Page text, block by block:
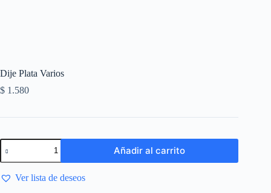
Dije Plata Varios
$ 1.580
Añadir al carrito
Ver lista de deseos